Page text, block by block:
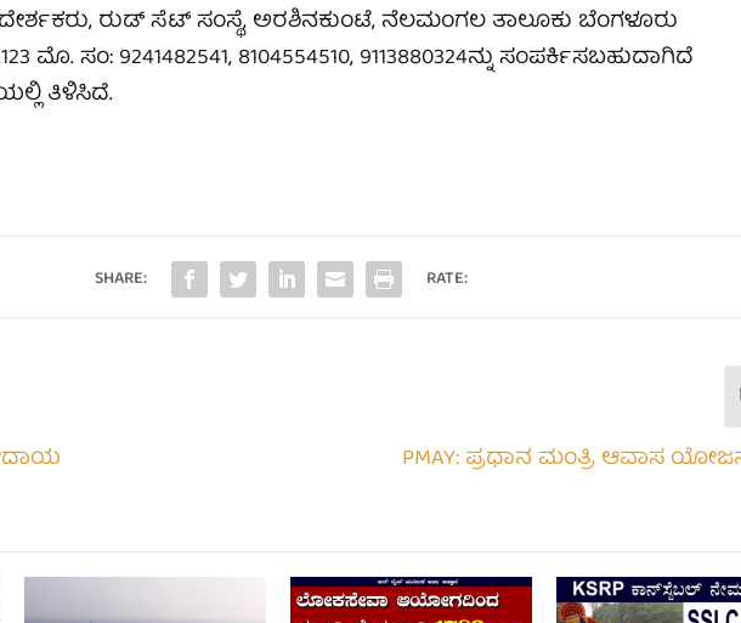
ರುಡ್ ಸೆಟ್ ಸಂಸ್ಥೆ, ಅರಶಿನಕುಂಟೆ, ನೆಲಮಂಗಲ ತಾಲೂಕು ಬೆಂಗಳೂರು
ಮೊ. ಸಂ: 9241482541, 8104554510, 9113880324ನ್ನು ಸಂಪರ್ಕಿಸಬಹುದಾಗಿದೆ
ತಿಳಿಸಿದೆ.
SHARE: RATE:
PMAY: ಪ್ರಧಾನ ಮಂತ್ರಿ ಆವಾಸ